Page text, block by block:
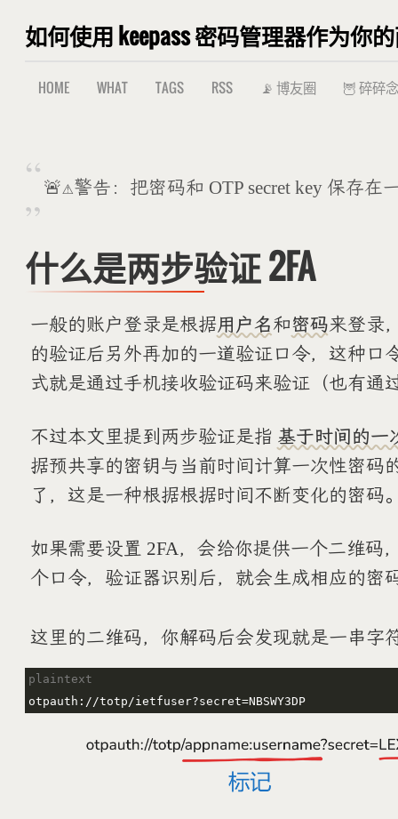
如何使用 keepass 密码管理器作为你
HOME WHAT TAGS RSS 📡 博友圈 🦉 碎碎
🚨⚠警告：把密码和 OTP secret key 保存
什么是两步验证 2FA
一般的账户登录是根据用户名和密码来登录
的验证后另外再加的一道验证口令，这种口
式就是通过手机接收验证码来验证（也有通
不过本文里提到两步验证是指 基于时间的一
据预共享的密钥与当前时间计算一次性密码
了，这是一种根据根据时间不断变化的密码
如果需要设置 2FA，会给你提供一个二维码
个口令，验证器识别后，就会生成相应的密
这里的二维码，你解码后会发现就是一串字